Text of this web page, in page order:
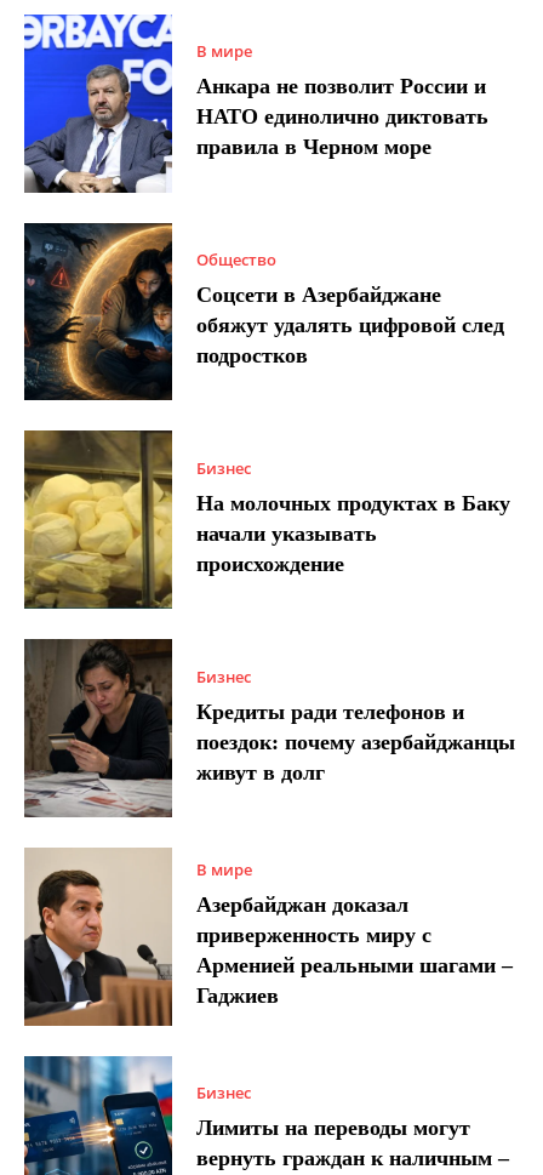
В мире
Анкара не позволит России и
НАТО единолично диктовать
правила в Черном море
Общество
Соцсети в Азербайджане
обяжут удалять цифровой след
подростков
Бизнес
На молочных продуктах в Баку
начали указывать
происхождение
Бизнес
Кредиты ради телефонов и
поездок: почему азербайджанцы
живут в долг
В мире
Азербайджан доказал
приверженность миру с
Арменией реальными шагами –
Гаджиев
Бизнес
Лимиты на переводы могут
вернуть граждан к наличным –